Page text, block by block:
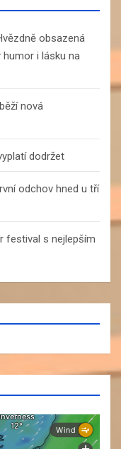
obsazená
humor i lásku na
nová
dodržet
odchov hned u tří
festival s nejlepším